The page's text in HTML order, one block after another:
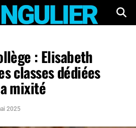
: Elisabeth
classes dédiées
mixité
2025